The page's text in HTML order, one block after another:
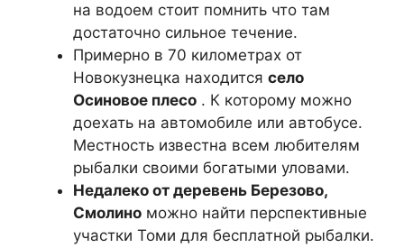
на водоем стоит помнить что там
достаточно сильное течение.
Примерно в 70 километрах от
Новокузнецка находится село
Осиновое плесо . К которому можно
доехать на автомобиле или автобусе.
Местность известна всем любителям
рыбалки своими богатыми уловами.
Недалеко от деревень Березово,
Смолино можно найти перспективные
участки Томи для бесплатной рыбалки.